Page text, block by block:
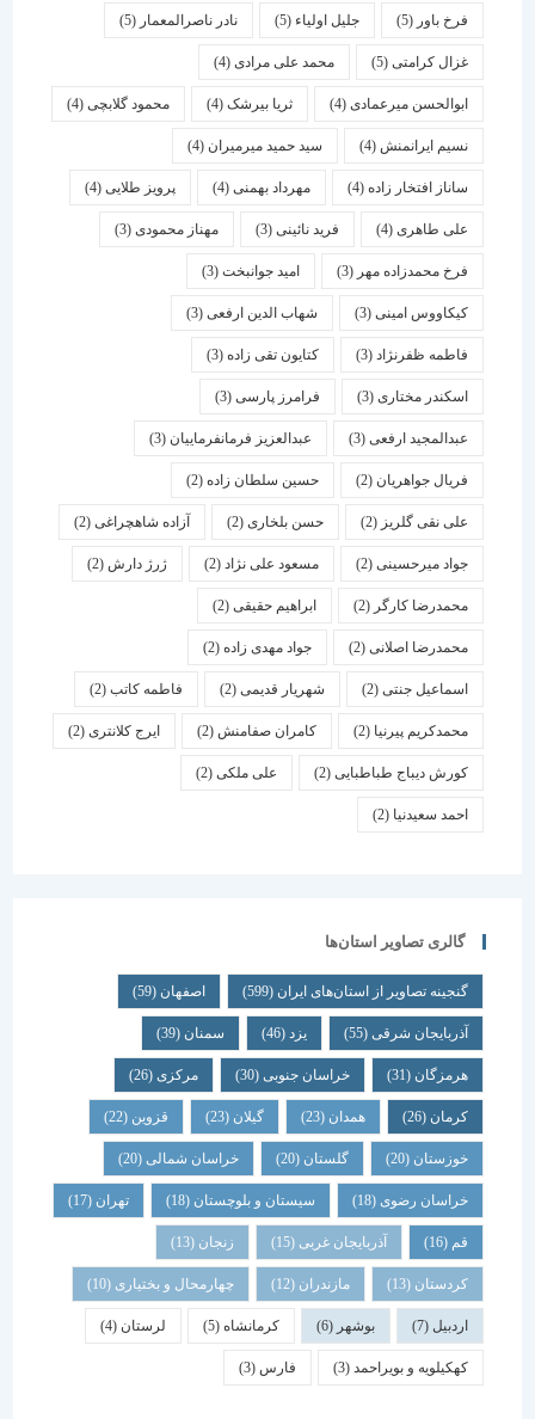
فرخ باور(5) جلیل اولیاء(5) نادر ناصرالمعمار (5)
غزال کرامتی(5) محمد علی مرادی(4)
ابوالحسن میرعمادی(4) ثریا بیرشک(4) محمود گلابچی(4)
نسیم ایرانمنش(4) سید حمید میرمیران(4)
ساناز افتخار زاده(4) مهرداد بهمنی (4) پرویز طلایی(4)
علی طاهری(4) فرید نائینی(3) مهناز محمودی(3)
فرخ محمدزاده مهر(3) امید جوانبخت(3)
کیکاووس امینی(3) شهاب الدین ارفعی(3)
فاطمه ظفرنژاد(3) کتایون تقی زاده(3)
اسكندر مختاری (3) فرامرز پارسی(3)
عبدالمجید ارفعی(3) عبدالعزیز فرمانفرماییان(3)
فریال جواهریان(2) حسین سلطان زاده(2)
علی نقی گلریز(2) حسن بلخاری(2) آزاده شاهچراغی(2)
جواد میرحسینی(2) مسعود علی نژاد(2) ژرژ دارش (2)
محمدرضا کارگر(2) ابراهیم حقیقی(2)
محمدرضا اصلانی(2) جواد مهدی زاده(2)
اسماعیل جنتی(2) شهریار قدیمی(2) فاطمه کاتب(2)
محمدکریم پیرنیا (2) کامران صفامنش(2) ایرج کلانتری (2)
کورش دیباج طباطبایی(2) علی ملکی(2)
احمد سعیدنیا (2)
گالری تصاویر استان‌ها
گنجینه تصاویر از استان‌های ایران(599) اصفهان (59)
آذربایجان شرقی(55) یزد سمنان (39)
هرمزگان(31) خراسان جنوبی(30) مرکزی (26)
همدان گیلان قزوین
خوزستان(20) گلستان (20) خراسان شمالی(20)
خراسان رضوی(18) سیستان و بلوچستان(18) تهران
آذربایجان غربی(15) زنجان
کردستان(13) مازندران(12) چهارمحال و بختیاری (10)
بوشهر کرمانشاه(5) لرستان (4)
کهکیلویه و بویراحمد(3) فارس